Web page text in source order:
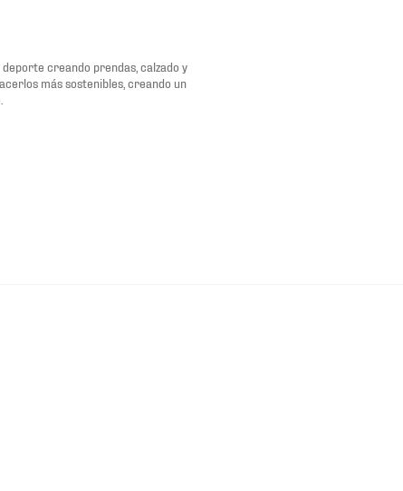
creando prendas, calzado y
más sostenibles, creando un